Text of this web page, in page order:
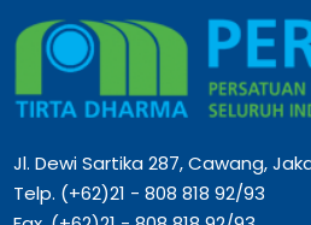
Jl. Dewi Sartika 287, Cawang,
Telp. (+62)21 - 808 818 92/93